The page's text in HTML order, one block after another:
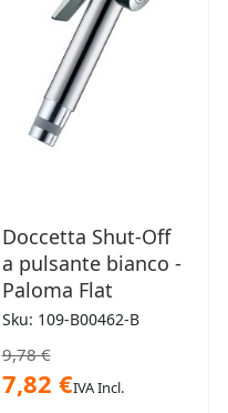
Doccetta Shut-Off
a pulsante bianco -
Paloma Flat
Sku: 109-B00462-B
9,78 €
7,82 €IVA Incl.